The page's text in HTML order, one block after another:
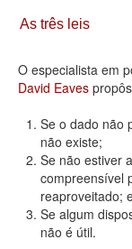
Contato
As três leis
O especialista em
David Eaves
Se o dado não
não existe;
Se não estiver
compreensível
reaproveitado;
Se algum
não é útil.